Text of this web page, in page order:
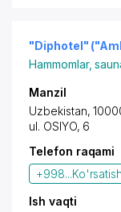
"Diphotel"
Hammomlar,
Manzil
Uzbekistan,
ul. OSIYO, 6
Telefon raqami
+998...Ko'rsatish
Ish vaqti